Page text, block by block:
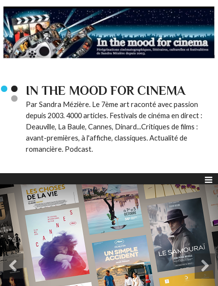
IN THE MOOD FOR CINEMA
Par Sandra Mézière. Le 7ème art raconté avec passion
depuis 2003. 4000 articles. Festivals de cinéma en direct :
Deauville, La Baule, Cannes, Dinard...Critiques de films :
avant-premières, à l'affiche, classiques. Actualité de
romancière. Podcast.